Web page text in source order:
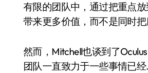
有限的团队中，通过把重点
带来更多价值，而不是同时
然而，Mitchell也谈到了
团队一直致力于一些事情已